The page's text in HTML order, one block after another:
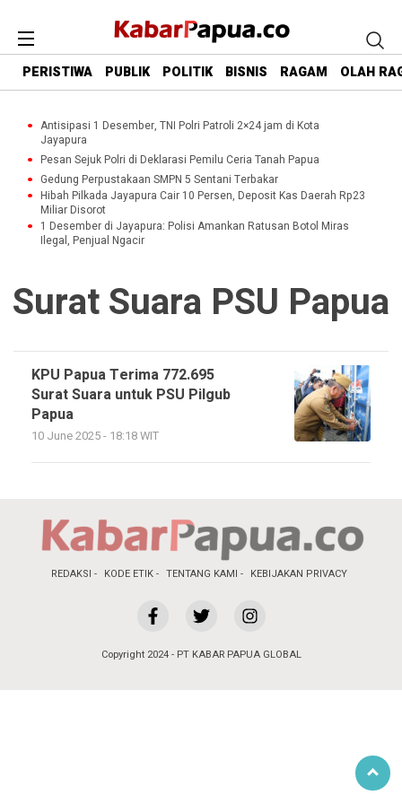
PERISTIWA PUBLIK POLITIK BISNIS RAGAM OLAH
Antisipasi 1 Desember, TNI Polri Patroli 2×24 jam di Kota
Jayapura
Pesan Sejuk Polri di Deklarasi Pemilu Ceria Tanah Papua
Gedung Perpustakaan SMPN 5 Sentani Terbakar
Hibah Pilkada Jayapura Cair 10 Persen, Deposit Kas Daerah Rp23
Miliar Disorot
1 Desember di Jayapura: Polisi Amankan Ratusan Botol Miras
Ilegal, Penjual Ngacir
Surat Suara PSU Papua
KPU Papua Terima 772.695
Surat Suara untuk PSU Pilgub
Papua
10 June 2025 - 18:18 WIT
REDAKSI KODE ETIK TENTANG KAMI KEBIJAKAN PRIVACY
Copyright 2024 - PT KABAR PAPUA GLOBAL